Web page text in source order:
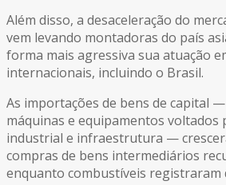
Além disso, a desaceleração do
vem levando montadoras do país
forma mais agressiva sua atuação
internacionais, incluindo o Brasil.
As importações de bens de capital
máquinas e equipamentos voltados
industrial e infraestrutura —
compras de bens intermediários
enquanto combustíveis registraram